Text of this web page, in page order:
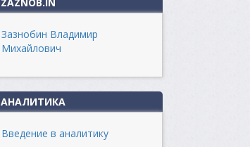
Зазнобин Владимир
Михайлович
АНАЛИТИКА
Введение в аналитику